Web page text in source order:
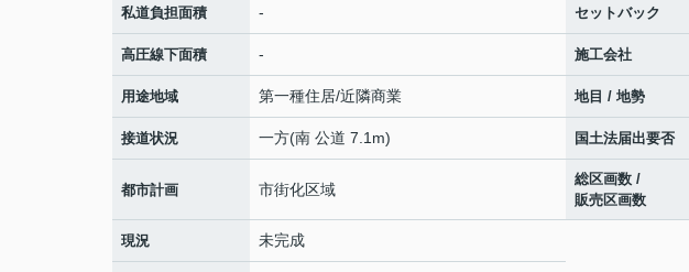
私道負担面積 - セットバック
高圧線下面積 - 施工会社
用途地域 第一種住居/近隣商業 地目 / 地勢
接道状況 一方(南 公道 7.1m) 国土法届出要否
都市計画 市街化区域
総区画数 /
販売区画数
現況 未完成